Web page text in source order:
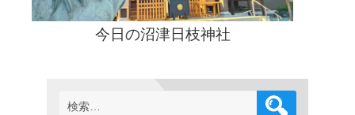
今日の沼津日枝神社
検